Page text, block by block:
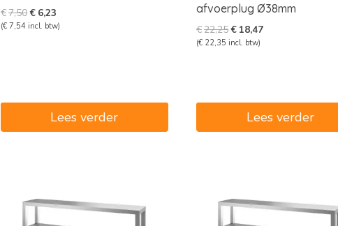
€7,50Oorspronkelijke
prijs
€ 6,23Huidige
prijs
(€ 7,54 incl. btw)
Lees verder
afvoerplug Ø38mm
€22,25Oorspronkelijke
prijs
€ 18,47Huidige
(€ 22,35 incl. btw)
Lees verder